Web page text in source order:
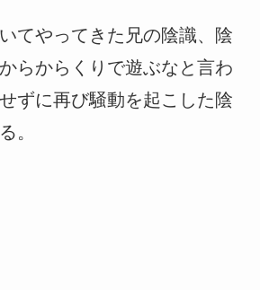
てやってきた兄の陰識、陰
らからくりで遊ぶなと言わ
ずに再び騒動を起こした陰
。